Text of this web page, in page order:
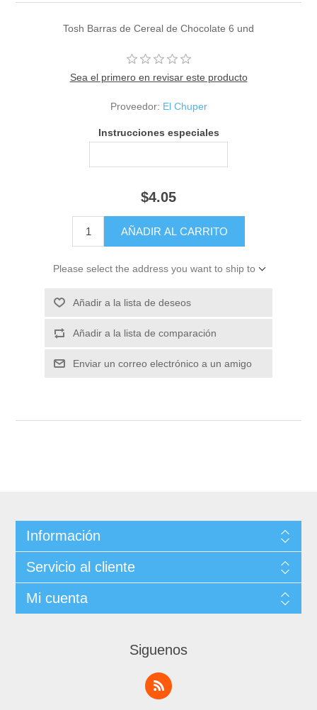
Tosh Barras de Cereal de Chocolate 6 und
Sea el primero en revisar este producto
Proveedor: El Chuper
Instrucciones especiales
$4.05
Please select the address you want to ship to
Información
Servicio al cliente
Mi cuenta
Siguenos